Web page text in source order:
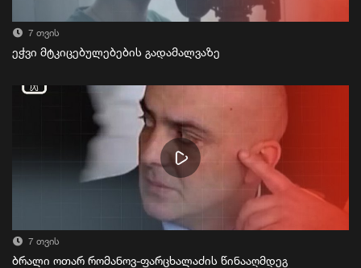
7 თვის
ეჭვი მტკიცებულებების გადამალვაზე
7 თვის
ბრალი ოთარ რომანოვ-ფარცხალაძის წინააღმდეგ